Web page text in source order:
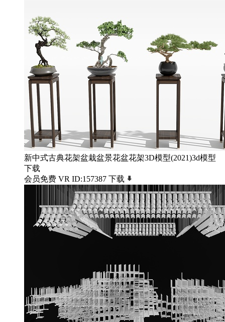
新中式古典花架盆栽盆景花盆花架3D模型(2021)3d模型
下载
会员免费 VR ID:157387 下载